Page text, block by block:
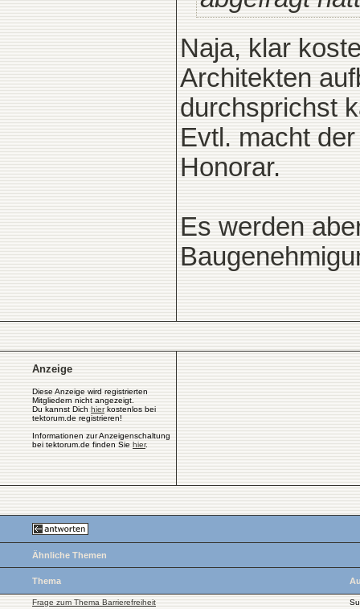
Naja, klar
Architekten
durchsprichst
Evtl. macht
Honorar.
Es werden
Anzeige
Diese Anzeige wird registrierten
Mitgliedern nicht angezeigt.
Du kannst Dich hierkostenlos bei
tektorum.de registrieren!
Informationen zur Anzeigenschaltung
bei tektorum.de finden Sie hier.
Ähnliche Themen
Thema
Frage zum Thema Barrierefreiheit